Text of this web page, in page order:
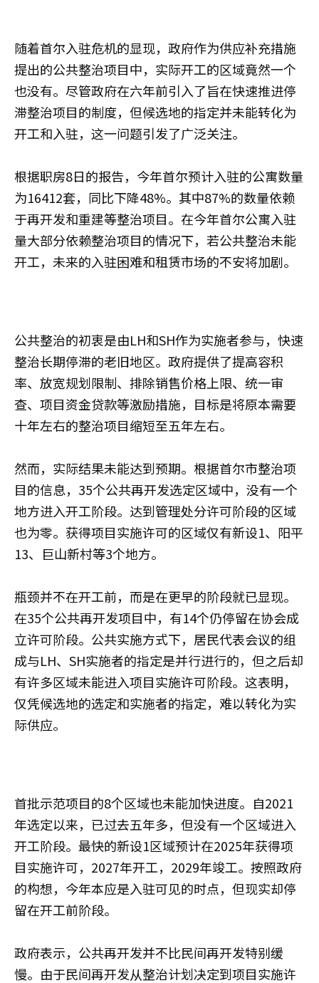
随着首尔入驻危机的显现，政府作为供应补充措施
提出的公共整治项目中，实际开工的区域竟然一个
也没有。尽管政府在六年前引入了旨在快速推进停
滞整治项目的制度，但候选地的指定并未能转化为
开工和入驻，这一问题引发了广泛关注。
根据职房8日的报告，今年首尔预计入驻的公寓数量
为16412套，同比下降48%。其中87%的数量依赖
于再开发和重建等整治项目。在今年首尔公寓入驻
量大部分依赖整治项目的情况下，若公共整治未能
开工，未来的入驻困难和租赁市场的不安将加剧。
公共整治的初衷是由LH和SH作为实施者参与，快速
整治长期停滞的老旧地区。政府提供了提高容积
率、放宽规划限制、排除销售价格上限、统一审
查、项目资金贷款等激励措施，目标是将原本需要
十年左右的整治项目缩短至五年左右。
然而，实际结果未能达到预期。根据首尔市整治项
目的信息，35个公共再开发选定区域中，没有一个
地方进入开工阶段。达到管理处分许可阶段的区域
也为零。获得项目实施许可的区域仅有新设1、阳平
13、巨山新村等3个地方。
瓶颈并不在开工前，而是在更早的阶段就已显现。
在35个公共再开发项目中，有14个仍停留在协会成
立许可阶段。公共实施方式下，居民代表会议的组
成与LH、SH实施者的指定是并行进行的，但之后却
有许多区域未能进入项目实施许可阶段。这表明，
仅凭候选地的选定和实施者的指定，难以转化为实
际供应。
首批示范项目的8个区域也未能加快进度。自2021
年选定以来，已过去五年多，但没有一个区域进入
开工阶段。最快的新设1区域预计在2025年获得项
目实施许可，2027年开工，2029年竣工。按照政府
的构想，今年本应是入驻可见的时点，但现实却停
留在开工前阶段。
政府表示，公共再开发并不比民间再开发特别缓
慢。由于民间再开发从整治计划决定到项目实施许